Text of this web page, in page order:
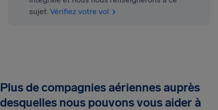
sujet. Vérifiez votre vol
Plus de compagnies aériennes auprès
desquelles nous pouvons vous aider à